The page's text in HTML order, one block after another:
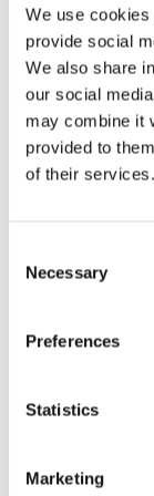
We use
provide social
We also share
our social
may combine it
provided to
of their services.
Selection
Necessary
Preferences
Statistics
Marketing
costruire
dialogare
Bisogna
che
l’opposto
persone e le
“Il raggio di
esempio è
anno, oltre
molte madri.
come si
Insomma, le